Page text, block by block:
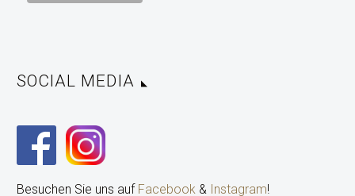
SOCIAL MEDIA
Besuchen Sie uns auf Facebook & Instagram!